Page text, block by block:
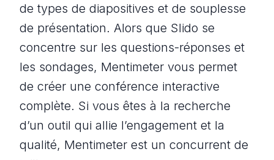
de types de diapositives et de souplesse
de présentation. Alors que Slido se
concentre sur les questions-réponses et
les sondages, Mentimeter vous permet
de créer une conférence interactive
complète. Si vous êtes à la recherche
d’un outil qui allie l’engagement et la
qualité, Mentimeter est un concurrent de